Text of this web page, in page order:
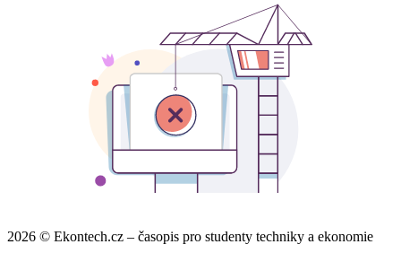
2026 © Ekontech.cz – časopis pro studenty techniky a ekonomie